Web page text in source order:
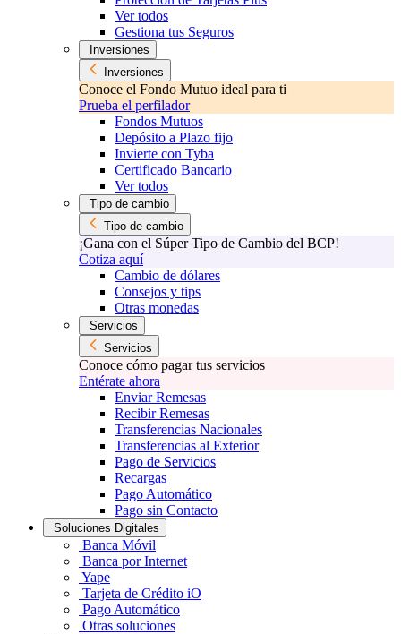
Ver todos
Gestiona tus Seguros
Inversiones
Inversiones
Conoce el Fondo Mutuo ideal para ti
Prueba el perfilador
Fondos Mutuos
Depósito a Plazo fijo
Invierte con Tyba
Certificado Bancario
Ver todos
Tipo de cambio
Tipo de cambio
¡Gana con el Súper Tipo de Cambio del BCP!
Cotiza aquí
Cambio de dólares
Consejos y tips
Otras monedas
Servicios
Servicios
Conoce cómo pagar tus servicios
Entérate ahora
Enviar Remesas
Recibir Remesas
Transferencias Nacionales
Transferencias al Exterior
Pago de Servicios
Recargas
Pago Automático
Pago sin Contacto
Soluciones Digitales
Banca Móvil
Banca por Internet
Yape
Tarjeta de Crédito iO
Pago Automático
Otras soluciones